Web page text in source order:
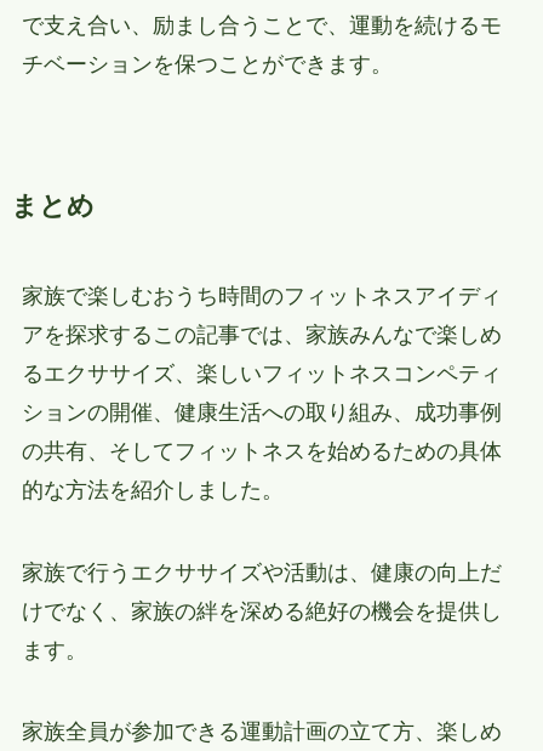
で支え合い、励まし合うことで、運動を続けるモ
チベーションを保つことができます。
まとめ
家族で楽しむおうち時間のフィットネスアイディ
アを探求するこの記事では、家族みんなで楽しめ
るエクササイズ、楽しいフィットネスコンペティ
ションの開催、健康生活への取り組み、成功事例
の共有、そしてフィットネスを始めるための具体
的な方法を紹介しました。
家族で行うエクササイズや活動は、健康の向上だ
けでなく、家族の絆を深める絶好の機会を提供し
ます。
家族全員が参加できる運動計画の立て方、楽しめ